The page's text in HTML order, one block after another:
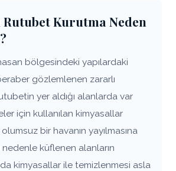
Kurutma Neden
bölgesindeki yapılardaki
gözlemlenen zararlı
yer aldığı alanlarda var
için kullanılan kimyasallar
bir havanın yayılmasına
küflenen alanların
kimyasallar ile temizlenmesi asla